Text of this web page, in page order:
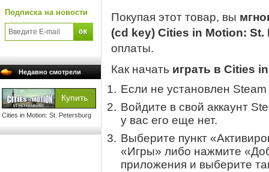
Подписка на новости
Недавно смотрели
Cities in Motion: St. Petersburg
Покупая этот товар, вы
(cd key) Cities in Motion:
оплаты.
Как начать играть в Cities
Если не установлен
Войдите в свой аккаунт
у вас его еще нет.
Выберите пункт
«Игры» либо нажмите
приложения и выберите